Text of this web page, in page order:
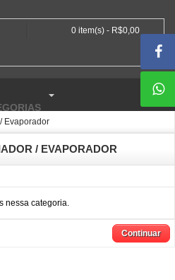
0 item(s) - R$0,00
Evaporador
/ EVAPORADOR
nessa categoria.
Continuar